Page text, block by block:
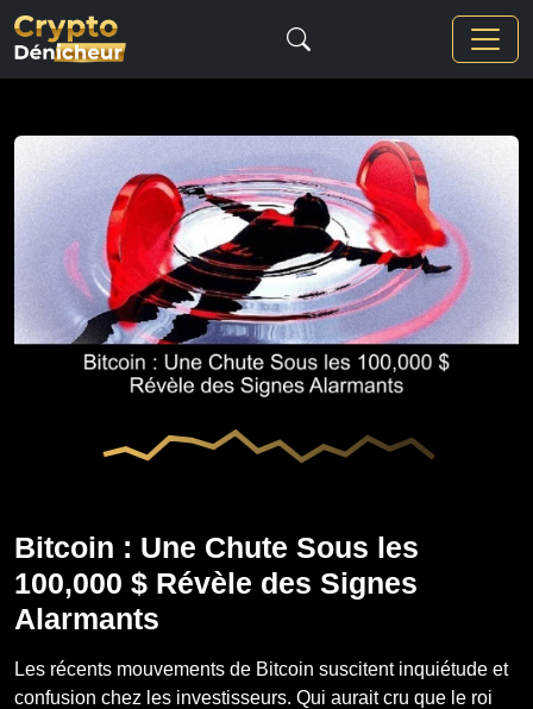
Bitcoin : Une Chute Sous les
100,000 $ Révèle des Signes
Alarmants
Les récents mouvements de Bitcoin suscitent inquiétude et
confusion chez les investisseurs. Qui aurait cru que le roi